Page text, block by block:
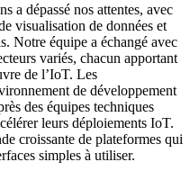
a dépassé nos attentes, avec
visualisation de données et
Notre équipe a échangé avec
variés, chacun apportant
de l’IoT. Les
de développement
des équipes techniques
leurs déploiements IoT.
croissante de plateformes qui
simples à utiliser.